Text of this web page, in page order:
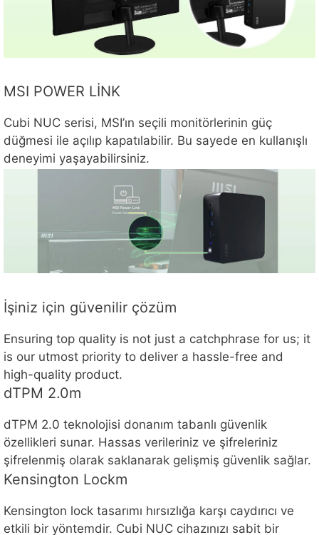
MSI POWER LİNK
Cubi NUC serisi, MSI’ın seçili monitörlerinin güç
düğmesi ile açılıp kapatılabilir. Bu sayede en kullanışlı
deneyimi yaşayabilirsiniz.
İşiniz için güvenilir çözüm
Ensuring top quality is not just a catchphrase for us; it
is our utmost priority to deliver a hassle-free and
high-quality product.
dTPM 2.0m
dTPM 2.0 teknolojisi donanım tabanlı güvenlik
özellikleri sunar. Hassas verileriniz ve şifreleriniz
şifrelenmiş olarak saklanarak gelişmiş güvenlik sağlar.
Kensington Lockm
Kensington lock tasarımı hırsızlığa karşı caydırıcı ve
etkili bir yöntemdir. Cubi NUC cihazınızı sabit bir